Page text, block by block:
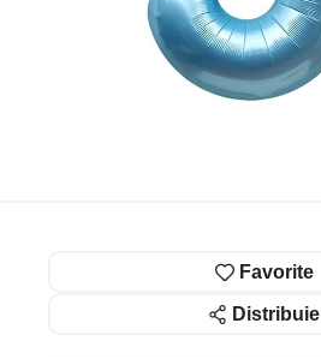
Favorite
Distribuie